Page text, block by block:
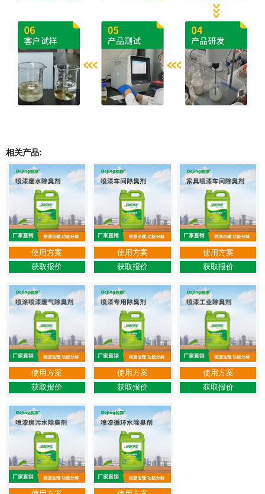
相关产品:
使用方案
获取报价
使用方案
获取报价
使用方案
获取报价
使用方案
获取报价
使用方案
获取报价
使用方案
获取报价